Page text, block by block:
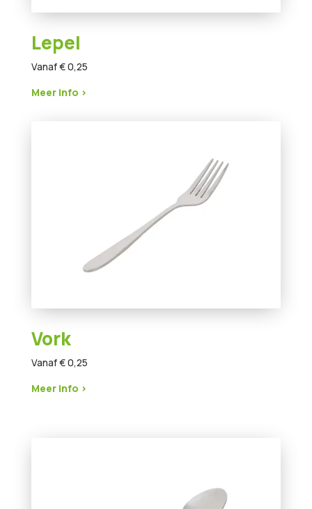
Lepel
Vanaf € 0,25
Meer info >
Vork
Vanaf € 0,25
Meer info >